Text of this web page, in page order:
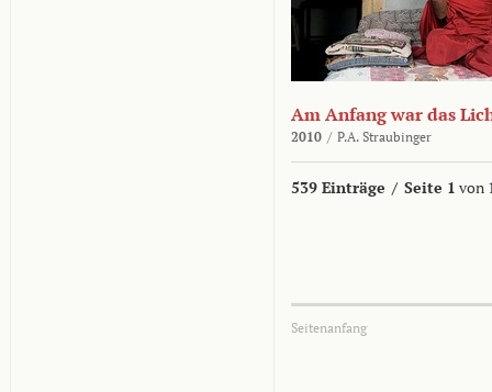
Am Anfang war das
2010 / P.A. Straubinger
539 Einträge / Seite 1 von
Seitenanfang